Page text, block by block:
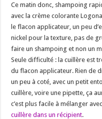
Ce matin donc, shampoing
avec la crème colorante
le flacon applicateur, un peu
nickel pour la texture, pas de
faire un shampoing et non un
Seule difficulté : la cuillère est
du flacon applicateur. Rien de
un peu à coté, avec un petit
cuillère, voire une pipette, ça
c’est plus facile à mélanger
cuillère dans un récipient.